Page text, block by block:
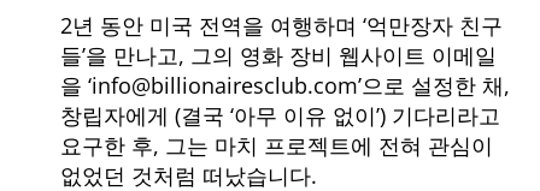
2년 동안 미국 전역을 여행하며 억만장자 친구
들 을 만나고, 그의 영화 장비 웹사이트 이메일
을 info@billionairesclub.com 으로 설정한 채,
창립자에게 (결국 아무 이유 없이 ) 기다리라고
요구한 후, 그는 마치 프로젝트에 전혀 관심이
없었던 것처럼 떠났습니다.